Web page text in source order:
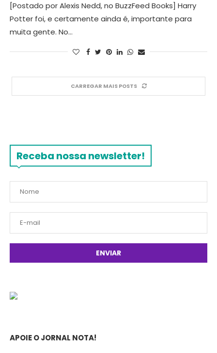
[Postado por Alexis Nedd, no BuzzFeed Books] Harry
Potter foi, e certamente ainda é, importante para
muita gente. No…
CARREGAR MAIS POSTS
Receba nossa newsletter!
APOIE O JORNAL NOTA!